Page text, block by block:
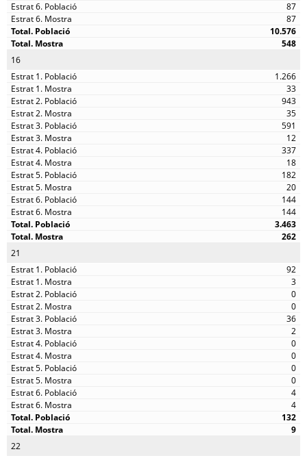
87
87
10.576
548
16
1.266
33
943
35
591
12
337
18
182
20
144
144
3.463
262
21
92
3
0
0
36
2
0
0
0
0
4
4
132
9
22